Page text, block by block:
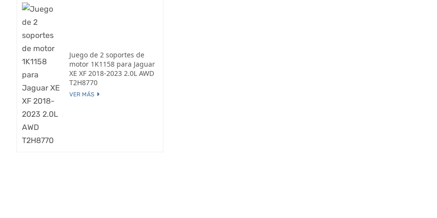
Juego de 2 soportes de
motor 1K1158 para Jaguar
XE XF 2018-2023 2.0L AWD
T2H8770
VER MÁS